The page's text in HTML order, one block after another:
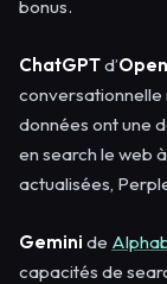
bonus.
ChatGPTd’
conversationnelle
données ont une
en search le web
actualisées,
Gemini de
capacités de